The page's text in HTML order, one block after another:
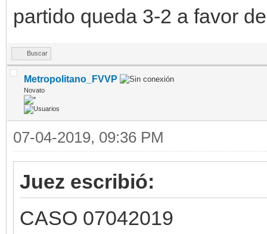
partido queda 3-2 a favor
Buscar
Metropolitano_FVVP
Novato
07-04-2019, 09:36 PM
Juez escribió:
CASO 07042019